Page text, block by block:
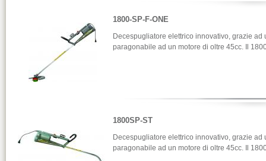
1800-SP-F-ONE
Decespugliatore elettrico innovativo, grazie
paragonabile ad un motore di oltre 45cc. Il
1800SP-ST
Decespugliatore elettrico innovativo, grazie
paragonabile ad un motore di oltre 45cc. Il